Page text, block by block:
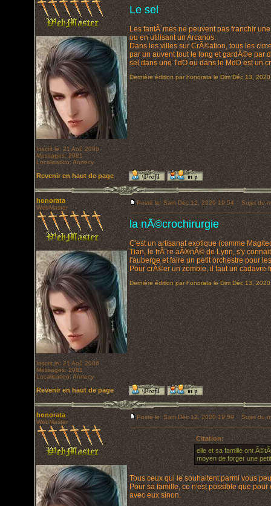
Inscrit le: 21 Aoû 2006
Messages: 2981
Localisation: Annecy
Le sel
Les fantÃ´mes ne peuvent pas franchir
ou en utilisant un Arcanos.
Dans les villes sur CrÃ©ation, tous les
par un auvent tout le long et gardÃ©e par
sel dans une TdO ou dans le MdD est un
Dernière édition par honorata le Dim Déc 13,
Revenir en haut de page
honorata
WebMaster
Inscrit le: 21 Aoû 2006
Messages: 2981
Localisation: Annecy
Posté le: Sam Déc 12, 2020 19:54 Sujet du
la nÃ©crochirurgie
C'est un artisanat exotique (comme
Tian, le frÃ¨re aÃ®nÃ© de Lynn, s'y
l'auberge et faire un petit orchestre pour
Pour crÃ©er un zombie, il faut un cadavre
Dernière édition par honorata le Dim Déc 13,
Revenir en haut de page
honorata
WebMaster
Posté le: Sam Déc 12, 2020 19:59 Sujet du
Citation:
elle et sa famille ont
moyen de forger une
Tous ceux qui le souhaitent parmi vous
Pour sa famille, ce n'est possible que
avec eux sinon.